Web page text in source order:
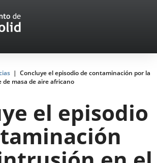
Concluye el episodio de contaminación por la
masa de aire africano
el episodio